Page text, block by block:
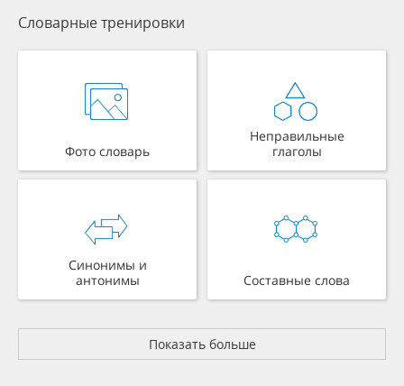
Словарные тренировки
Фото словарь
Неправильные
глаголы
Синонимы и
антонимы
Составные слова
Показать больше